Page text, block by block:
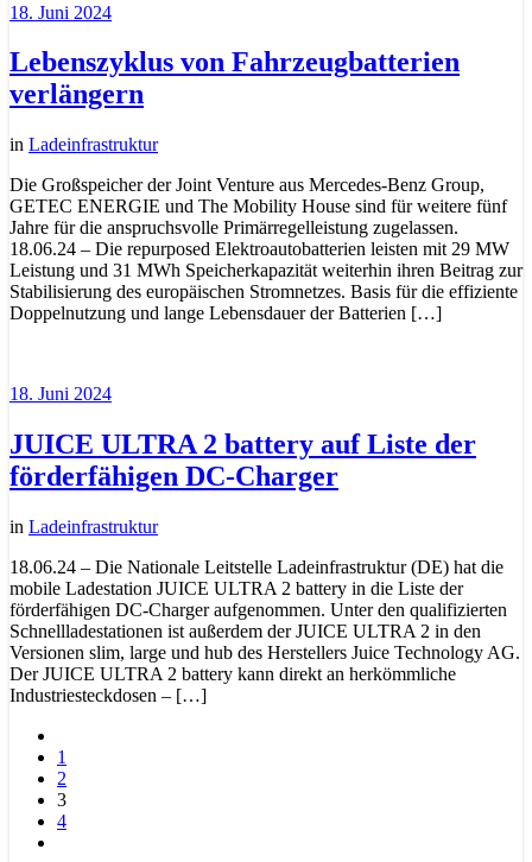
18. Juni 2024
Lebenszyklus von Fahrzeugbatterien
verlängern
in Ladeinfrastruktur
Die Großspeicher der Joint Venture aus Mercedes-Benz Group,
GETEC ENERGIE und The Mobility House sind für weitere fünf
Jahre für die anspruchsvolle Primärregelleistung zugelassen.
18.06.24 – Die repurposed Elektroautobatterien leisten mit 29 MW
Leistung und 31 MWh Speicherkapazität weiterhin ihren Beitrag zur
Stabilisierung des europäischen Stromnetzes. Basis für die effiziente
Doppelnutzung und lange Lebensdauer der Batterien […]
18. Juni 2024
JUICE ULTRA 2 battery auf Liste der
förderfähigen DC-Charger
in Ladeinfrastruktur
18.06.24 – Die Nationale Leitstelle Ladeinfrastruktur (DE) hat die
mobile Ladestation JUICE ULTRA 2 battery in die Liste der
förderfähigen DC-Charger aufgenommen. Unter den qualifizierten
Schnellladestationen ist außerdem der JUICE ULTRA 2 in den
Versionen slim, large und hub des Herstellers Juice Technology AG.
Der JUICE ULTRA 2 battery kann direkt an herkömmliche
Industriesteckdosen – […]
1
2
3
4